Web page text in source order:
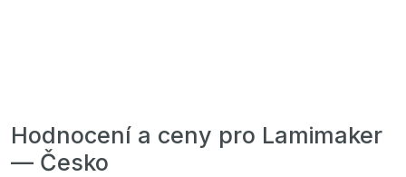
Hodnocení a ceny pro Lamimaker
— Česko